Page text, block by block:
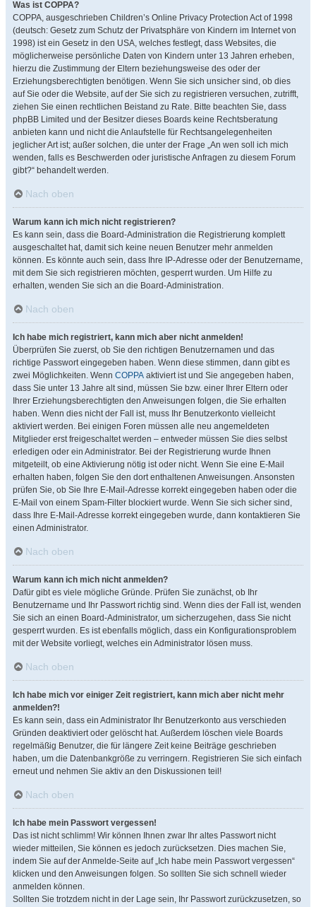
Was ist COPPA?
COPPA, ausgeschrieben Children’s Online Privacy Protection Act of 1998
(deutsch: Gesetz zum Schutz der Privatsphäre von Kindern im Internet von
1998) ist ein Gesetz in den USA, welches festlegt, dass Websites, die
möglicherweise persönliche Daten von Kindern unter 13 Jahren erheben,
hierzu die Zustimmung der Eltern beziehungsweise des oder der
Erziehungsberechtigten benötigen. Wenn Sie sich unsicher sind, ob dies
auf Sie oder die Website, auf der Sie sich zu registrieren versuchen, zutrifft,
ziehen Sie einen rechtlichen Beistand zu Rate. Bitte beachten Sie, dass
phpBB Limited und der Besitzer dieses Boards keine Rechtsberatung
anbieten kann und nicht die Anlaufstelle für Rechtsangelegenheiten
jeglicher Art ist; außer solchen, die unter der Frage „An wen soll ich mich
wenden, falls es Beschwerden oder juristische Anfragen zu diesem Forum
gibt?“ behandelt werden.
Nach oben
Warum kann ich mich nicht registrieren?
Es kann sein, dass die Board-Administration die Registrierung komplett
ausgeschaltet hat, damit sich keine neuen Benutzer mehr anmelden
können. Es könnte auch sein, dass Ihre IP-Adresse oder der Benutzername,
mit dem Sie sich registrieren möchten, gesperrt wurden. Um Hilfe zu
erhalten, wenden Sie sich an die Board-Administration.
Nach oben
Ich habe mich registriert, kann mich aber nicht anmelden!
Überprüfen Sie zuerst, ob Sie den richtigen Benutzernamen und das
richtige Passwort eingegeben haben. Wenn diese stimmen, dann gibt es
zwei Möglichkeiten. Wenn COPPA aktiviert ist und Sie angegeben haben,
dass Sie unter 13 Jahre alt sind, müssen Sie bzw. einer Ihrer Eltern oder
Ihrer Erziehungsberechtigten den Anweisungen folgen, die Sie erhalten
haben. Wenn dies nicht der Fall ist, muss Ihr Benutzerkonto vielleicht
aktiviert werden. Bei einigen Foren müssen alle neu angemeldeten
Mitglieder erst freigeschaltet werden – entweder müssen Sie dies selbst
erledigen oder ein Administrator. Bei der Registrierung wurde Ihnen
mitgeteilt, ob eine Aktivierung nötig ist oder nicht. Wenn Sie eine E-Mail
erhalten haben, folgen Sie den dort enthaltenen Anweisungen. Ansonsten
prüfen Sie, ob Sie Ihre E-Mail-Adresse korrekt eingegeben haben oder die
E-Mail von einem Spam-Filter blockiert wurde. Wenn Sie sich sicher sind,
dass Ihre E-Mail-Adresse korrekt eingegeben wurde, dann kontaktieren Sie
einen Administrator.
Nach oben
Warum kann ich mich nicht anmelden?
Dafür gibt es viele mögliche Gründe. Prüfen Sie zunächst, ob Ihr
Benutzername und Ihr Passwort richtig sind. Wenn dies der Fall ist, wenden
Sie sich an einen Board-Administrator, um sicherzugehen, dass Sie nicht
gesperrt wurden. Es ist ebenfalls möglich, dass ein Konfigurationsproblem
mit der Website vorliegt, welches ein Administrator lösen muss.
Nach oben
Ich habe mich vor einiger Zeit registriert, kann mich aber nicht mehr
anmelden?!
Es kann sein, dass ein Administrator Ihr Benutzerkonto aus verschieden
Gründen deaktiviert oder gelöscht hat. Außerdem löschen viele Boards
regelmäßig Benutzer, die für längere Zeit keine Beiträge geschrieben
haben, um die Datenbankgröße zu verringern. Registrieren Sie sich einfach
erneut und nehmen Sie aktiv an den Diskussionen teil!
Nach oben
Ich habe mein Passwort vergessen!
Das ist nicht schlimm! Wir können Ihnen zwar Ihr altes Passwort nicht
wieder mitteilen, Sie können es jedoch zurücksetzen. Dies machen Sie,
indem Sie auf der Anmelde-Seite auf „Ich habe mein Passwort vergessen“
klicken und den Anweisungen folgen. So sollten Sie sich schnell wieder
anmelden können.
Sollten Sie trotzdem nicht in der Lage sein, Ihr Passwort zurückzusetzen, so